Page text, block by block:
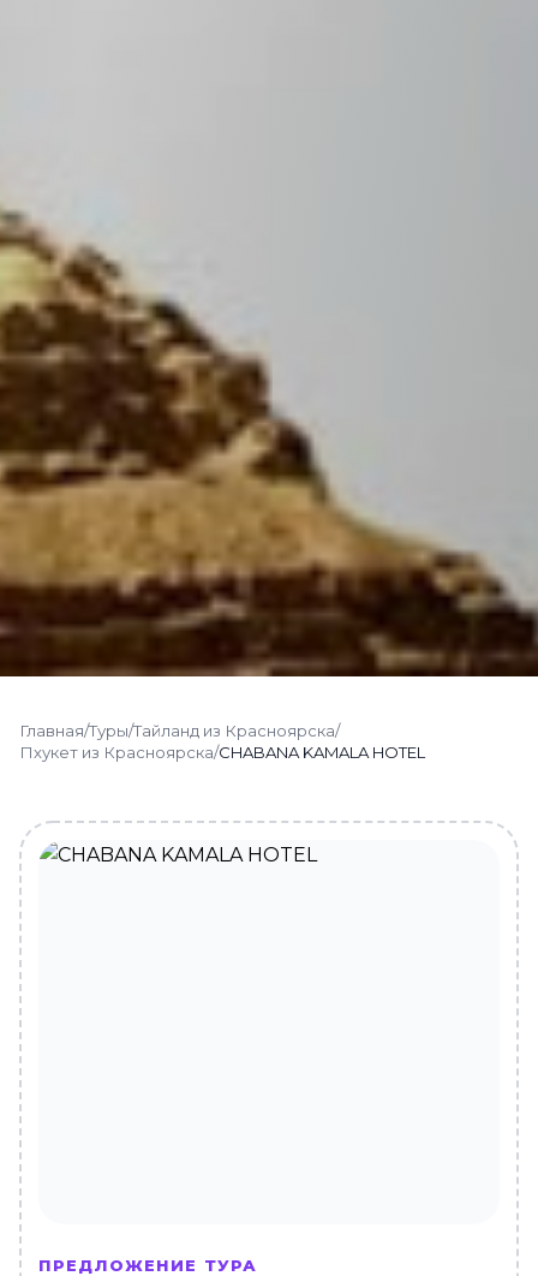
Главная/Туры/Тайланд из Красноярска/
Пхукет из Красноярска/CHABANA KAMALA HOTEL
ПРЕДЛОЖЕНИЕ ТУРА